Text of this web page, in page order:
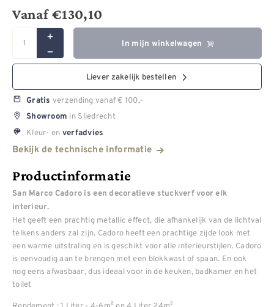
Vanaf€130,10
In mijn winkelwagen
Liever zakelijk bestellen
Gratis verzending vanaf € 100,-
Showroom in Sliedrecht
Kleur- en verfadvies
Bekijk de technische informatie
Productinformatie
San Marco Cadoro is een decoratieve stuckverf voor elk
interieur.
Het geeft een prachtig metallic effect, die afhankelijk van de lichtval
telkens anders zal zijn. Cadoro heeft een prachtige zijde look met
een warme uitstraling en is geschikt voor alle interieurstijlen. Cadoro
is eenvoudig aan te brengen met een blokkwast of spaan. En ook
nog eens afwasbaar, dus ideaal voor in de keuken, badkamer en het
toilet